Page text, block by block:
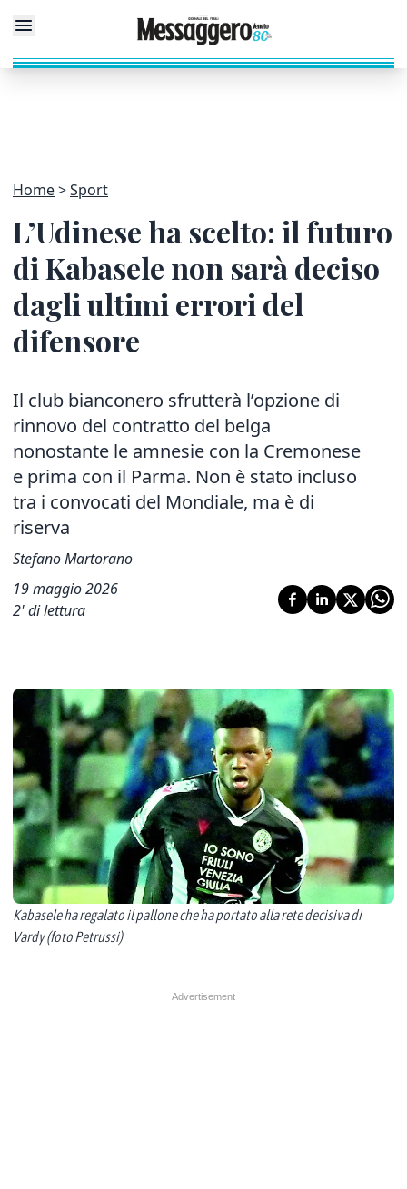
Home Sport
L’Udinese ha scelto: il futuro
di Kabasele non sarà deciso
dagli ultimi errori del
difensore
Il club bianconero sfrutterà l’opzione di
rinnovo del contratto del belga
nonostante le amnesie con la Cremonese
e prima con il Parma. Non è stato incluso
tra i convocati del Mondiale, ma è di
riserva
Stefano Martorano
19 maggio 2026
2' di lettura
Kabasele ha regalato il pallone che ha portato alla rete decisiva di
Vardy (foto Petrussi)